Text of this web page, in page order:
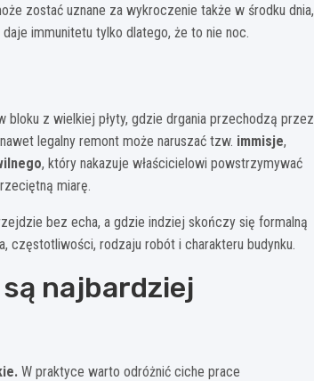
zostać uznane za wykroczenie także w środku dnia,
immunitetu tylko dlatego, że to nie noc.
z wielkiej płyty, gdzie drgania przechodzą przez
legalny remont może naruszać tzw. immisje,
, który nakazuje właścicielowi powstrzymywać
miarę.
bez echa, a gdzie indziej skończy się formalną
częstotliwości, rodzaju robót i charakteru budynku.
najbardziej
W praktyce warto odróżnić ciche prace